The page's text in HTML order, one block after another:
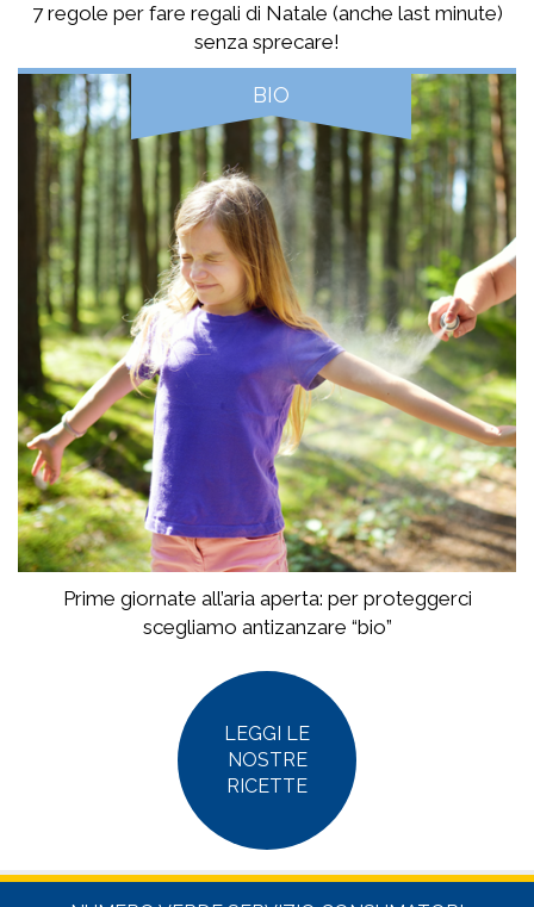
7 regole per fare regali di Natale (anche last minute)
senza sprecare!
BIO
Prime giornate all’aria aperta: per proteggerci
scegliamo antizanzare “bio”
LEGGI LE
NOSTRE
RICETTE